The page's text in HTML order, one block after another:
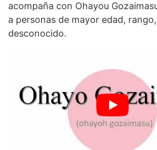
acompaña con Ohayou
a personas de mayor edad,
desconocido.